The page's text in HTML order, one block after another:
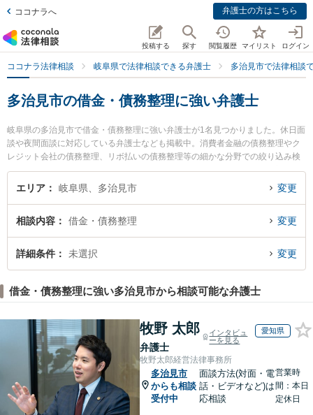
ココナラへ 弁護士の方はこちら
投稿する 探す 閲覧履歴 マイリスト ログイン
ココナラ法律相談 岐阜県で法律相談できる弁護士 多治見市で法律相談
多治見市の借金・債務整理に強い弁護士
岐阜県の多治見市で借金・債務整理に強い弁護士が1名見つかりました。休日面
談や夜間面談に対応している弁護士なども掲載中。消費者金融の債務整理やク
レジット会社の債務整理、リボ払いの債務整理等の細かな分野での絞り込み検
索もでき便利です。特に多治見さかえ法律事務所の矢野 沙織弁護士のプロフィ
ール情報や弁護士費用、強みなどが注目されています。『多治見市で土日や夜
相談無料で借金・債務整理を法律相談できる多治見市内の弁護士に相談予約し
たい』などでお困りの相談者さんにおすすめです。
エリア 岐阜県、多治見市 変更
相談内容 借金・債務整理 変更
詳細条件 未選択 変更
借金・債務整理に強い多治見市から相談可能な弁護士
牧野 太郎
弁護士
インタビュ
ーを見る
愛知県
牧野太郎経営法律事務所
多治見市
からも相談
受付中
面談方法(対面・電
話・ビデオなど)は
応相談
営業時
間：本日
定休日